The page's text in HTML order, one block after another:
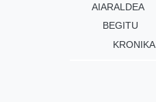
AIARALDEA
BEGITU
KRONIKA